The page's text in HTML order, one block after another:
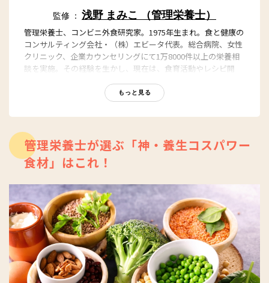
監修 ： 浅野 まみこ （管理栄養士）
管理栄養士、コンビニ外食研究家。1975年生まれ。食と健康の
コンサルティング会社・（株）エビータ代表。総合病院、女性
クリニック、企業カウンセリングにて1万8000件以上の栄養相
談を実施。その経験を生かし、現在は、食育活動やレシピ開
面で活躍中。テレビ、雑誌をはじめ、メディア出演多数。「食
生活が楽しいと人生が100倍楽しい！」をモットーに活動して
いる。公式サイト：http://e-vita.jp/
もっと見る
管理栄養士が選ぶ「神・養生コスパワー
食材」はこれ！